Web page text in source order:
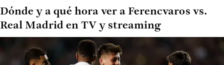
Dónde y a qué hora ver a Ferencvaros vs.
Real Madrid en TV y streaming